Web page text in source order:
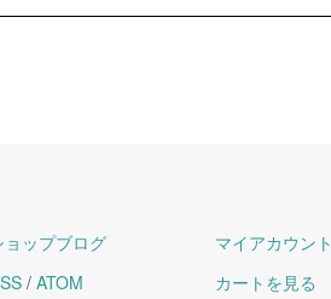
ョップブログ
/ ATOM
マイアカウント
カートを見る